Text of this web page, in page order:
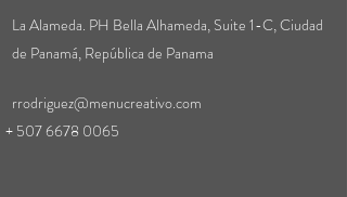
La Alameda. PH Bella Alhameda, Suite 1-C, Ciudad
de Panamá, República de Panama
rrodriguez@menucreativo.com
+ 507 6678 0065